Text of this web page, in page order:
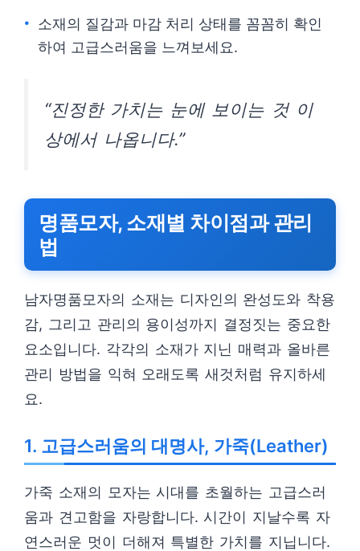
소재의 질감과 마감 처리 상태를 꼼꼼히 확인
하여 고급스러움을 느껴보세요.
“진정한 가치는 눈에 보이는 것 이
상에서 나옵니다.”
명품모자, 소재별 차이점과 관리
법
남자명품모자의 소재는 디자인의 완성도와 착용
감, 그리고 관리의 용이성까지 결정짓는 중요한
요소입니다. 각각의 소재가 지닌 매력과 올바른
관리 방법을 익혀 오래도록 새것처럼 유지하세
요.
1. 고급스러움의 대명사, 가죽(Leather)
가죽 소재의 모자는 시대를 초월하는 고급스러
움과 견고함을 자랑합니다. 시간이 지날수록 자
연스러운 멋이 더해져 특별한 가치를 지닙니다.